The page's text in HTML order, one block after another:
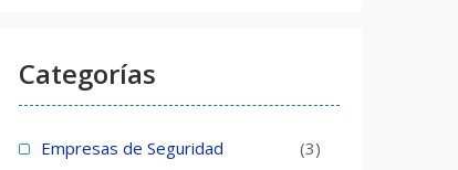
Categorías
Empresas de Seguridad
(3)